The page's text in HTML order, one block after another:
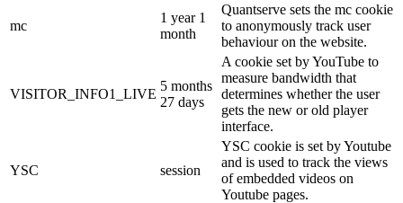
mc
1 year 1
month
Quantserve sets the mc cookie
to anonymously track user
behaviour on the website.
VISITOR_INFO1_LIVE
5 months
27 days
A cookie set by YouTube to
measure bandwidth that
determines whether the user
gets the new or old player
interface.
YSC session
YSC cookie is set by Youtube
and is used to track the views
of embedded videos on
Youtube pages.